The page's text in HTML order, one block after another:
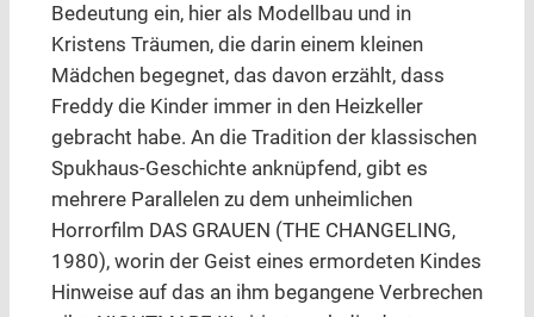
Bedeutung ein, hier als Modellbau und in
Kristens Träumen, die darin einem kleinen
Mädchen begegnet, das davon erzählt, dass
Freddy die Kinder immer in den Heizkeller
gebracht habe. An die Tradition der klassischen
Spukhaus-Geschichte anknüpfend, gibt es
mehrere Parallelen zu dem unheimlichen
Horrorfilm DAS GRAUEN (THE CHANGELING,
1980), worin der Geist eines ermordeten Kindes
Hinweise auf das an ihm begangene Verbrechen